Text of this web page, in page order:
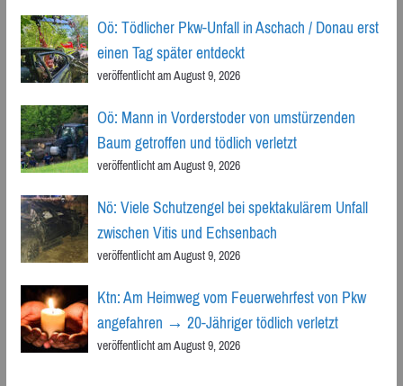
Oö: Tödlicher Pkw-Unfall in Aschach / Donau erst
einen Tag später entdeckt
veröffentlicht am August 9, 2026
Oö: Mann in Vorderstoder von umstürzenden
Baum getroffen und tödlich verletzt
veröffentlicht am August 9, 2026
Nö: Viele Schutzengel bei spektakulärem Unfall
zwischen Vitis und Echsenbach
veröffentlicht am August 9, 2026
Ktn: Am Heimweg vom Feuerwehrfest von Pkw
angefahren → 20-Jähriger tödlich verletzt
veröffentlicht am August 9, 2026